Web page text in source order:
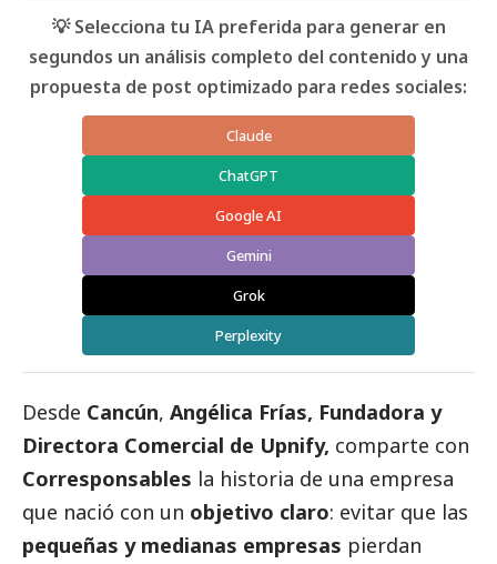
💡 Selecciona tu IA preferida para generar en
segundos un análisis completo del contenido y una
propuesta de post optimizado para redes sociales:
Claude
ChatGPT
Google AI
Gemini
Grok
Perplexity
Desde Cancún, Angélica Frías, Fundadora y
Directora Comercial de Upnify, comparte con
Corresponsables la historia de una empresa
que nació con un objetivo claro: evitar que las
pequeñas y medianas empresas pierdan